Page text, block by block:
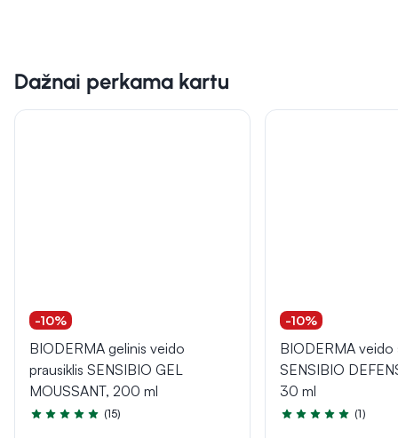
Dažnai perkama kartu
-10%
BIODERMA gelinis veido
prausiklis SENSIBIO GEL
MOUSSANT, 200 ml
Įvertinimas 5.0 iš 5
(15)
-10%
BIODERMA veido
SENSIBIO
30 ml
Įvertinimas 5.0 iš 5
(1)